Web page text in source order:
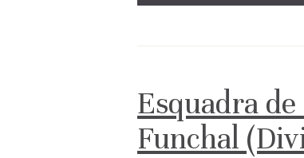
Esquadra
Funchal